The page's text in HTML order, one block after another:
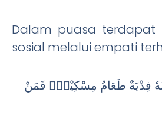
Dalam puasa terdapat
sosial melalui empati
فِدْيَةٌ طَعَامُ مِسْكِيْنٍۗ فَمَنْ